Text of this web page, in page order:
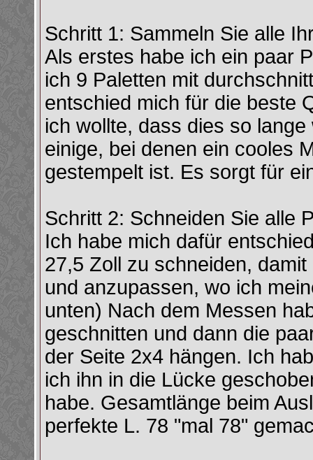
Schritt 1: Sammeln Sie alle
Als erstes habe ich ein paar
ich 9 Paletten mit
entschied mich für die beste
ich wollte, dass dies so
einige, bei denen ein cooles
gestempelt ist. Es sorgt für
Schritt 2: Schneiden Sie alle
Ich habe mich dafür
27,5 Zoll zu schneiden,
und anzupassen, wo ich
unten) Nach dem Messen
geschnitten und dann die
der Seite 2x4 hängen. Ich
ich ihn in die Lücke
habe. Gesamtlänge beim
perfekte L. 78 "mal 78"